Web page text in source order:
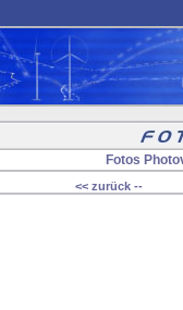
Fotos
<< zurück --